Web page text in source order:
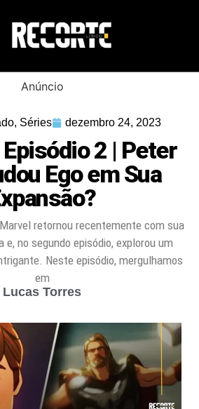
Anúncio
, Séries dezembro 24, 2023
2 | Peter
Ego em Sua
retornou recentemente com sua
e, no segundo episódio, explorou um
Neste episódio, mergulhamos
em
Lucas Torres